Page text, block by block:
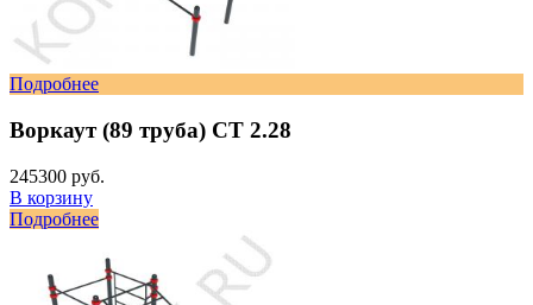
Подробнее
Воркаут (89 труба) СТ 2.28
245300 руб.
В корзину
Подробнее